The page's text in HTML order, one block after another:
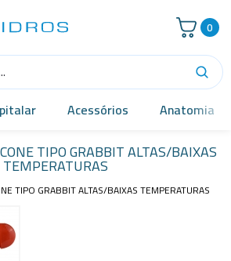
0
Acessórios Anatomia
TIPO GRABBIT ALTAS/BAIXAS
TEMPERATURAS